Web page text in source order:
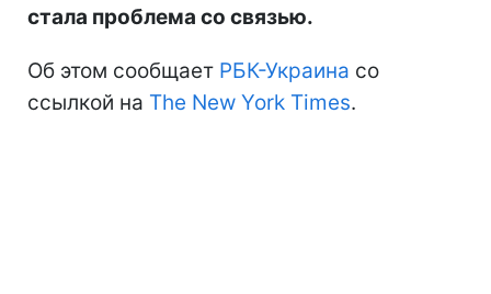
стала проблема со связью.
Об этом сообщает РБК-Украина со
ссылкой на The New York Times.